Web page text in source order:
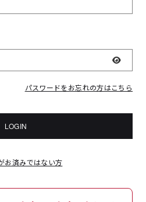
表示
パスワードをお忘れの方はこちら
LOGIN
お済みではない方